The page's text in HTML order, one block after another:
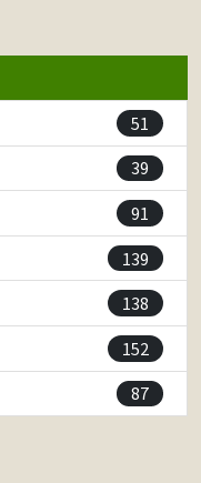
51
39
91
139
138
152
87